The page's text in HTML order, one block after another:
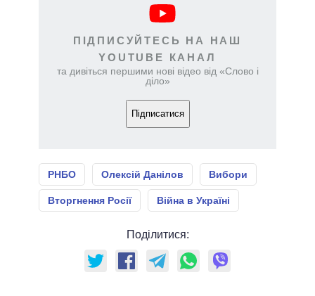
ПІДПИСУЙТЕСЬ НА НАШ
YOUTUBE КАНАЛ
та дивіться першими нові відео від «Слово і
діло»
Підписатися
РНБО Олексій Данілов Вибори
Вторгнення Росії Війна в Україні
Поділитися: